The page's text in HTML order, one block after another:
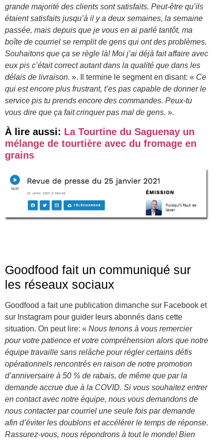
grande majorité des clients sont satisfaits. Peut-être qu’ils
étaient satisfaits jusqu’à il y a deux semaines, la semaine
passée, mais depuis que je vous en ai parlé tantôt, ma
boîte de courriel se remplit de gens qui ont des problèmes.
Souhaitons que ça se règle là! Moi j’ai déjà fait affaire avec
eux pis c’était correct autant dans la qualité que dans les
délais de livraison. ». Il termine le segment en disant: « Ce
qui est encore plus frustrant, t’es pas capable de donner le
service pis tu prends encore des commandes. Peux-tu
vous dire que ça fait crinquer pas mal de gens. ».
À lire aussi: La Tourtine du Saguenay un
mélange de tourtière avec du fromage en
grains
Goodfood fait un communiqué sur
les réseaux sociaux
Goodfood a fait une publication dimanche sur Facebook et
sur Instagram pour guider leurs abonnés dans cette
situation. On peut lire: « Nous tenons à vous remercier
pour votre patience et votre compréhension alors que notre
équipe travaille sans relâche pour régler certains défis
opérationnels rencontrés en raison de notre promotion
d’anniversaire à 50 % de rabais, de même que par la
demande accrue due à la COVID. Si vous souhaitez entrer
en contact avec notre équipe, nous vous demandons de
nous contacter par courriel une seule fois par demande
afin d’éviter les doublons et accélérer le temps de réponse.
Rassurez-vous, nous répondrons à tout le monde! Bien